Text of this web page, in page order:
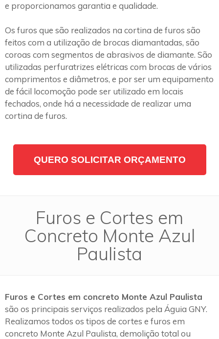
e proporcionamos garantia e qualidade.
Os furos que são realizados na cortina de furos são
feitos com a utilização de brocas diamantadas, são
coroas com segmentos de abrasivos de diamante. São
utilizadas perfuratrizes elétricas com brocas de vários
comprimentos e diâmetros, e por ser um equipamento
de fácil locomoção pode ser utilizado em locais
fechados, onde há a necessidade de realizar uma
cortina de furos.
QUERO SOLICITAR ORÇAMENTO
Furos e Cortes em
Concreto Monte Azul
Paulista
Furos e Cortes em concreto Monte Azul Paulista
são os principais serviços realizados pela Águia GNY.
Realizamos todos os tipos de cortes e furos em
concreto Monte Azul Paulista, demolição total ou